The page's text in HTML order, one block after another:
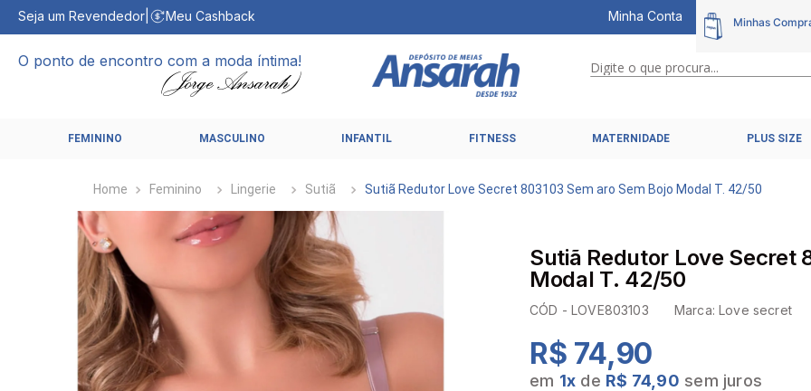
Seja um Revendedor Meu Cashback Minha Conta
O ponto de encontro com a moda íntima! Digite o que procura...
FEMININO MASCULINO INFANTIL FITNESS MATERNIDADE PLUS SIZE
Feminino Lingerie Sutiã Sutiã Redutor Love Secret 803103 Sem aro Sem Bojo Modal T. 42/50
Sutiã Redutor Love Secret
Modal T. 42/50
CÓD -LOVE803103 Marca:Love secret
R$ 74,90
em 1x de R$ 74,90 sem juros
1 º
calcinhas
5
sutiã liz
6º
sutias
8
hering intimates